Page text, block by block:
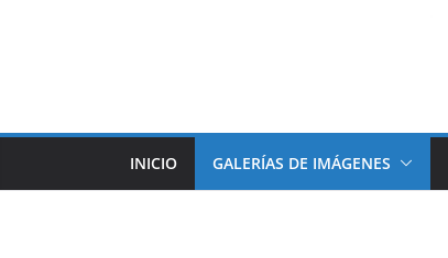
INICIO GALERÍAS DE IMÁGENES